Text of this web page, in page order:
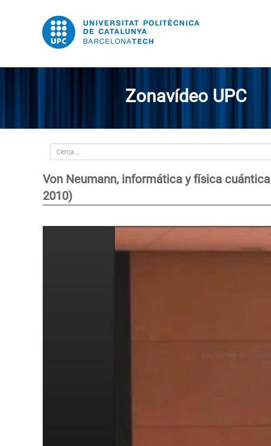
Zonavídeo UPC
Cerca
Von Neumann, informática y física
2010)